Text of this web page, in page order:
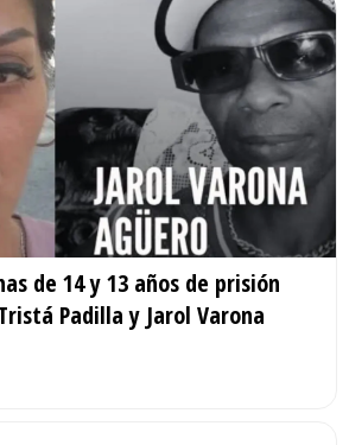
de 14 y 13 años de prisión
Padilla y Jarol Varona